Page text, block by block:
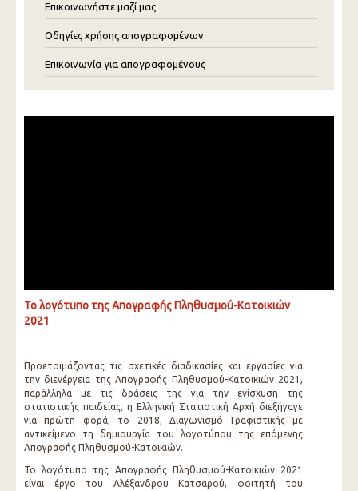
Επικοινωνήστε μαζί μας
Οδηγίες χρήσης απογραφομένων
Επικοινωνία για απογραφομένους
Το λογότυπο της Απογραφής Πληθυσμού-Κατοικιών
2021
Προετοιμάζοντας τις σχετικές διαδικασίες και εργασίες για
την διενέργεια της Απογραφής Πληθυσμού-Κατοικιών 2021,
παράλληλα με τις δράσεις της για την ενίσχυση της
στατιστικής παιδείας, η Ελληνική Στατιστική Αρχή διεξήγαγε
για πρώτη φορά, το 2018, Διαγωνισμό Γραφιστικής με
αντικείμενο τη δημιουργία του λογοτύπου της επόμενης
Απογραφής Πληθυσμού-Κατοικιών.
Το λογότυπο της Απογραφής Πληθυσμού-Κατοικιών 2021
είναι έργο του Αλέξανδρου Κατσαρού, φοιτητή του